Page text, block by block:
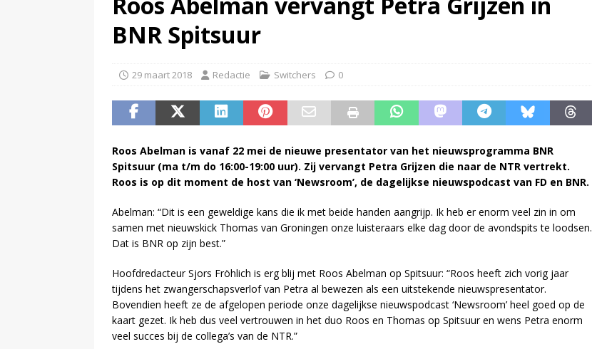
Beeld & Geluid presenteert Fonos: een nieuwe muzikale ontmoetingsplek
BNR Spitsuur
29 maart 2018 Redactie Switchers 0
Roos Abelman is vanaf 22 mei de nieuwe presentator van het nieuwsprogramma BNR
Spitsuur (ma t/m do 16:00-19:00 uur). Zij vervangt Petra Grijzen die naar de NTR vertrekt.
Roos is op dit moment de host van ‘Newsroom’, de dagelijkse nieuwspodcast van FD en BNR.
Abelman: “Dit is een geweldige kans die ik met beide handen aangrijp. Ik heb er enorm veel zin in om
samen met nieuwskick Thomas van Groningen onze luisteraars elke dag door de avondspits te loodsen.
Dat is BNR op zijn best.”
Hoofdredacteur Sjors Fröhlich is erg blij met Roos Abelman op Spitsuur: “Roos heeft zich vorig jaar
tijdens het zwangerschapsverlof van Petra al bewezen als een uitstekende nieuwspresentator.
Bovendien heeft ze de afgelopen periode onze dagelijkse nieuwspodcast ‘Newsroom’ heel goed op de
kaart gezet. Ik heb dus veel vertrouwen in het duo Roos en Thomas op Spitsuur en wens Petra enorm
veel succes bij de collega’s van de NTR.”